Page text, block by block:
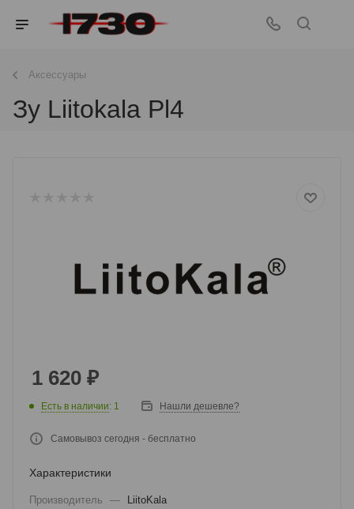
Аксессуары
Зу Liitokala Pl4
1 620 ₽
Есть в наличии: 1 Нашли дешевле?
Самовывоз сегодня - бесплатно
Характеристики
Производитель — LiitoKala